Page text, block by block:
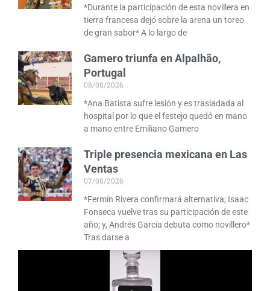
*Durante la participación de esta novillera en
tierra francesa dejó sobre la arena un toreo
de gran sabor* A lo largo de
Gamero triunfa en Alpalhão,
Portugal
08/08/2026
*Ana Batista sufre lesión y es trasladada al
hospital por lo que el festejo quedó en mano
a mano entre Emiliano Gamero
Triple presencia mexicana en Las
Ventas
07/08/2026
*Fermín Rivera confirmará alternativa; Isaac
Fonseca vuelve tras su participación de este
año; y, Andrés García debuta como novillero*
Tras darse a